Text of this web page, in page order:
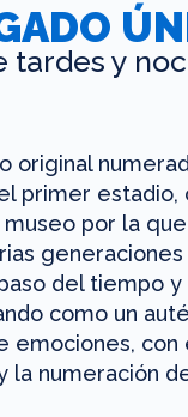
tardes y
original
primer estadio,
por la
del tiempo
como un
emociones, con
la numeración